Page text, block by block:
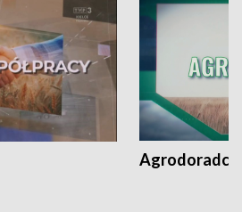
Agrodoradcy